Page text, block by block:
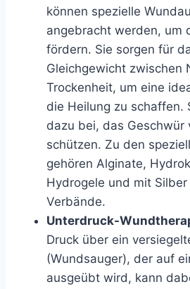
können spezielle
angebracht werden, um
fördern. Sie sorgen für
Gleichgewicht zwischen
Trockenheit, um eine
die Heilung zu schaffen.
dazu bei, das Geschwür
schützen. Zu den
gehören Alginate,
Hydrogele und mit
Verbände.
Unterdruck-
Druck über ein
(Wundsauger), der auf
ausgeübt wird, kann